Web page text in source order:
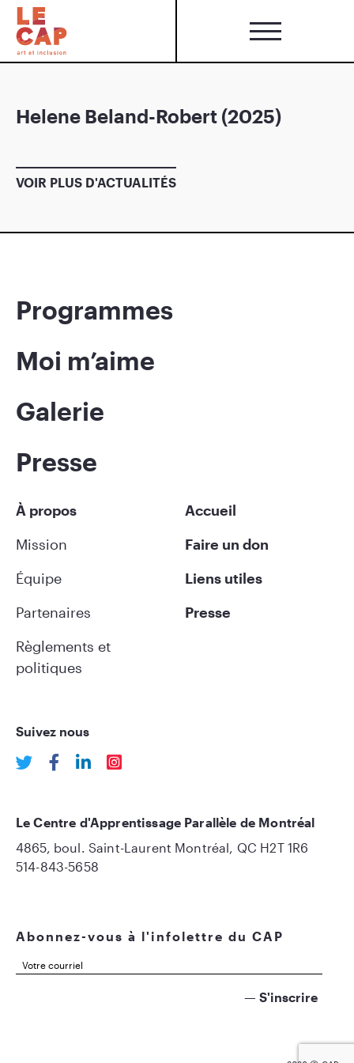
Helene Beland-Robert (2025)
VOIR PLUS D'ACTUALITÉS
Programmes
Moi m’aime
Galerie
Presse
À propos
Mission
Équipe
Partenaires
Règlements et
politiques
Accueil
Faire un don
Liens utiles
Presse
Suivez nous
Abonnez-vous à l'infolettre du CAP
Le Centre d'Apprentissage Parallèle de Montréal
4865, boul. Saint-Laurent Montréal, QC H2T 1R6
514-843-5658